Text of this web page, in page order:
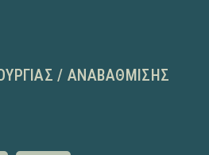
/ ΑΝΑΒΆΘΜΙΣΗΣ